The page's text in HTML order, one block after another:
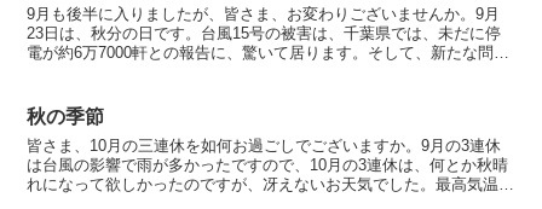
9月も後半に入りましたが、皆さま、お変わりございませんか。9月
23日は、秋分の日です。台風15号の被害は、千葉県では、未だに停
電が約6万7000軒との報告に、驚いて居ります。そして、新たな問題
秋の季節
皆さま、10月の三連休を如何お過ごしでございますか。9月の3連休
は台風の影響で雨が多かったですので、10月の3連休は、何とか秋晴
れになって欲しかったのですが、冴えないお天気でした。最高気温が